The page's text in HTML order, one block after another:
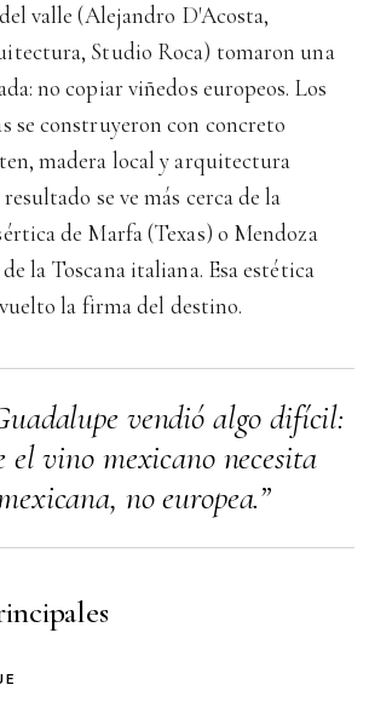
valle (Alejandro D'Acosta,
Studio Roca) tomaron una
no copiar viñedos europeos. Los
se construyeron con concreto
madera local y arquitectura
se ve más cerca de la
de Marfa (Texas) o Mendoza
la Toscana italiana. Esa estética
la firma del destino.
vendió algo difícil:
el vino mexicano necesita
no europea.”